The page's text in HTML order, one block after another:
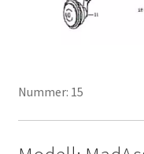
Nummer: 15